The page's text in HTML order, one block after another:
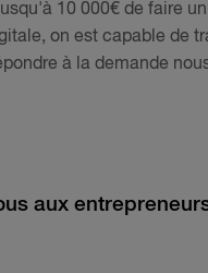
10 000€ de faire
on est capable de
à la demande
aux